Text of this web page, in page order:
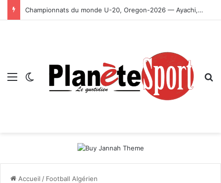
Championnats du monde U-20, Oregon-2026 — Ayachi, Dissa, Touahria et Ghezali en finale
Menu Switch skin
Accueil / Football Algérien